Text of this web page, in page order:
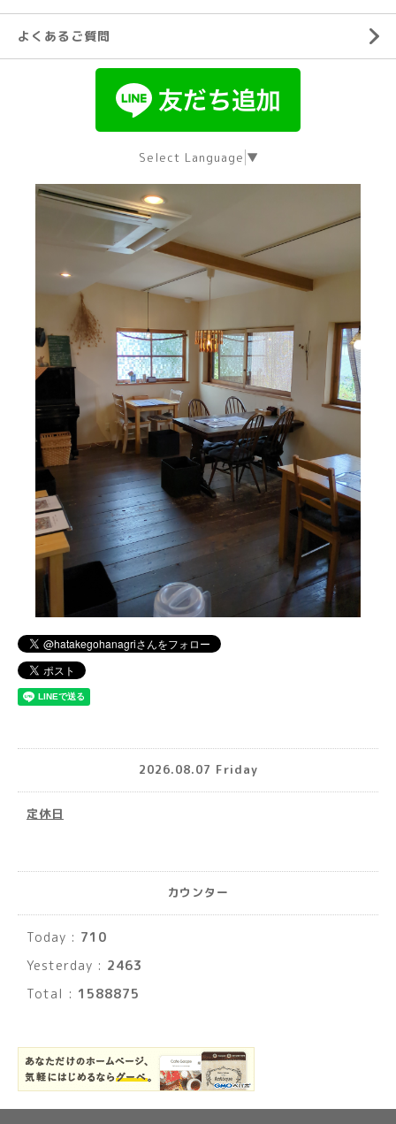
よくあるご質問
Select Language ▼
2026.08.07 Friday
定休日
カウンター
Today : 710
Yesterday : 2463
Total : 1588875